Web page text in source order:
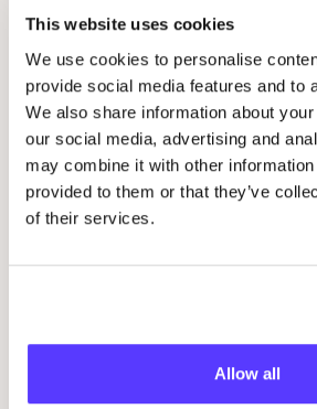
This website uses cookies
We use cookies to personalise
provide social media features and to
We also share information about
our social media, advertising and
may combine it with other information
provided to them or that they’ve
of their services.
Allow all
Andere evenementen
Drongensesteenweg 152, Gent
Fien Demuynck Juwelen